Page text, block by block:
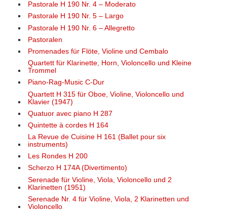
Pastorale H 190 Nr. 4 – Moderato
Pastorale H 190 Nr. 5 – Largo
Pastorale H 190 Nr. 6 – Allegretto
Pastoralen
Promenades für Flöte, Violine und Cembalo
Quartett für Klarinette, Horn, Violoncello und Kleine
Trommel
Piano-Rag-Music C-Dur
Quartett H 315 für Oboe, Violine, Violoncello und
Klavier (1947)
Quatuor avec piano H 287
Quintette à cordes H 164
La Revue de Cuisine H 161 (Ballet pour six
instruments)
Les Rondes H 200
Scherzo H 174A (Divertimento)
Serenade für Violine, Viola, Violoncello und 2
Klarinetten (1951)
Serenade Nr. 4 für Violine, Viola, 2 Klarinetten und
Violoncello